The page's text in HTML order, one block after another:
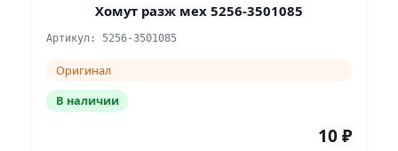
Хомут разж мех 5256-3501085
Артикул: 5256-3501085
Оригинал
В наличии
10 ₽